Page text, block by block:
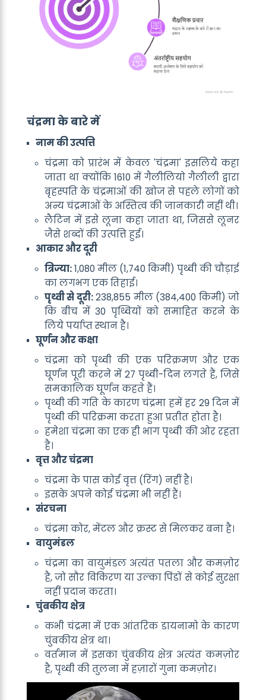
चंद्रमा के बारे में
नाम की उत्पत्ति
चंद्रमा को प्रारंभ में केवल 'चंद्रमा' इसलिये कहा
जाता था क्योंकि 1610 में गैलीलियो गैलीली द्वारा
बृहस्पति के चंद्रमाओं की खोज से पहले लोगों को
अन्य चंद्रमाओं के अस्तित्व की जानकारी नहीं थी।
लैटिन में इसे लूना कहा जाता था, जिससे लूनर
जैसे शब्दों की उत्पत्ति हुई।
आकार और दूरी
त्रिज्या:1,080 मील (1,740 किमी) पृथ्वी की चौड़ाई
का लगभग एक तिहाई।
पृथ्वी से दूरी:238,855 मील (384,400 किमी) जो
कि बीच में 30 पृथ्वियों को समाहित करने के
लिये पर्याप्त स्थान है।
घूर्णन और कक्षा
चंद्रमा को पृथ्वी की एक परिक्रमण और एक
घूर्णन पूरी करने में 27 पृथ्वी-दिन लगते हैं, जिसे
समकालिक घूर्णन कहते हैं।
पृथ्वी की गति के कारण चंद्रमा हमें हर 29 दिन में
पृथ्वी की परिक्रमा करता हुआ प्रतीत होता है।
हमेशा चंद्रमा का एक ही भाग पृथ्वी की ओर रहता
है।
वृत्त और चंद्रमा
चंद्रमा के पास कोई वृत्त (रिंग) नहीं है।
इसके अपने कोई चंद्रमा भी नहीं हैं।
संरचना
चंद्रमा कोर, मेंटल और क्रस्ट से मिलकर बना है।
वायुमंडल
चंद्रमा का वायुमंडल अत्यंत पतला और कमज़ोर
है, जो सौर विकिरण या उल्का पिंडों से कोई सुरक्षा
नहीं प्रदान करता।
चुंबकीय क्षेत्र
कभी चंद्रमा में एक आंतरिक डायनामो के कारण
चुंबकीय क्षेत्र था।
वर्तमान में इसका चुंबकीय क्षेत्र अत्यंत कमज़ोर
है, पृथ्वी की तुलना में हज़ारों गुना कमज़ोर।